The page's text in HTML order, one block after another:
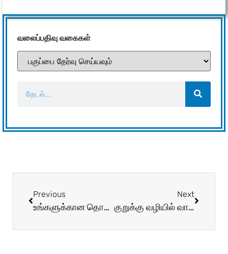
வலைப்பதிவு வகைகள்
Previous
உங்களுக்கான தொழிலை தேர்ந்தெடுப்பது எப்படி?
Next
குறுக்கு வழியில் வாழ்வு தேடிடும்…